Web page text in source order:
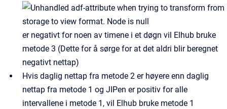
er negativt for noen av timene i et døgn vil Elhub bruke
metode 3 (Dette for å sørge for at det aldri blir beregnet
negativt nettap)
Hvis daglig nettap fra metode 2 er høyere enn daglig
nettap fra metode 1 og JIPen er positiv for alle
intervallene i metode 1, vil Elhub bruke metode 1